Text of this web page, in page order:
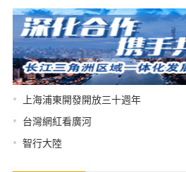
• 上海浦東開發開放三十週年
• 台灣網紅看廣河
• 智行大陸